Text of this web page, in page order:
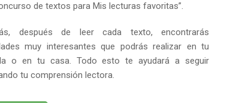
de textos para Mis lecturas favoritas”.
después de leer cada texto, encontrarás
muy interesantes que podrás realizar en tu
o en tu casa. Todo esto te ayudará a seguir
tu comprensión lectora.